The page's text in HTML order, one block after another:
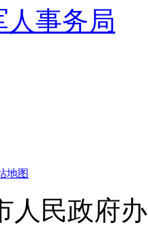
人事务局
地图
人民政府